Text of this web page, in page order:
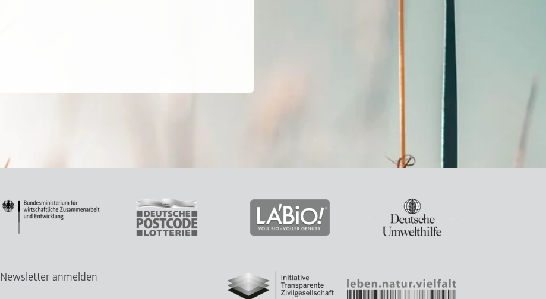
Newsletter anmelden